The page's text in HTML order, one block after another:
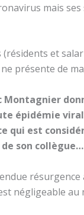
mais
et
présente de
épidémie
qui est
son collègue…
résurgence
négligeable au